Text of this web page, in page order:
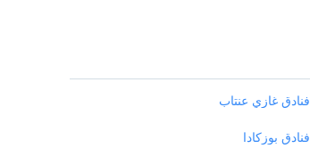
فنادق غازي عنتاب
فنادق بوزكادا